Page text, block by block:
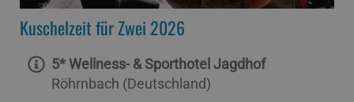
Kuschelzeit für Zwei 2026
5* Wellness- & Sporthotel Jagdhof
Röhrnbach (Deutschland)